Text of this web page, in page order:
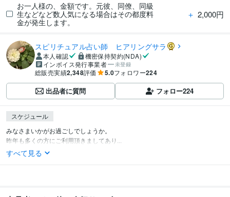
お一人様の、金額です。元彼、同僚、同級
生などなど数人気になる場合はその都度料
金が発生します。
＋ 2,000円
スピリチュアル占い師 ヒアリングサラ
本人確認
機密保持契約(NDA)
インボイス発行事業者
未登録
総販売実績2,348評価 5.0フォロワー224
出品者に質問 フォロー224
スケジュール
みなさまいかがお過ごしでしょうか。
昨年も多くの方にご利用頂きましてあり...
すべて見る